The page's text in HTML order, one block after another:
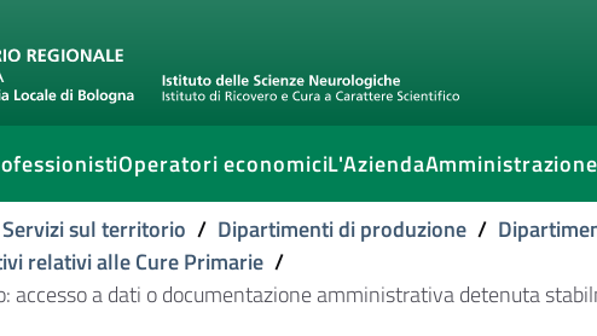
Operatori economiciL'Azienda
Servizi sul territorio / Dipartimenti di produzione /
relativi alle Cure Primarie /
accesso a dati o documentazione amministrativa detenuta